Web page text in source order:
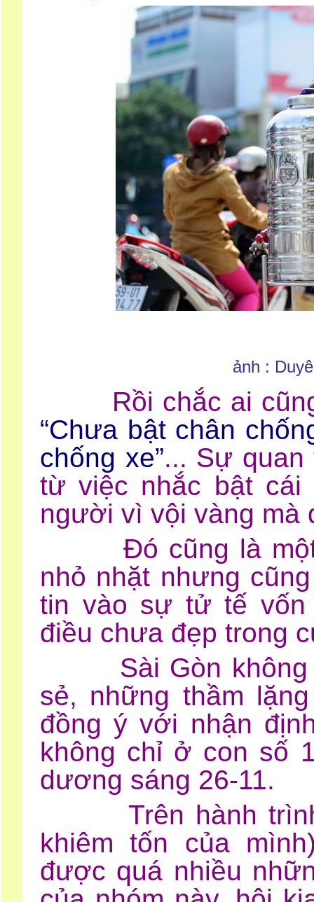
ảnh :
Rồi chắc ai cũng
“Chưa bật chân
chống xe”... Sự quan
từ việc nhắc bật cái
người vì vội vàng mà
Đó cũng là một
nhỏ nhặt nhưng
tin vào sự tử tế
điều chưa đẹp trong
Sài Gòn không
sẻ, những thầm
đồng ý với nhận
không chỉ ở con số
dương sáng 26-11.
Trên hành trình
khiêm tốn của
được quá nhiều